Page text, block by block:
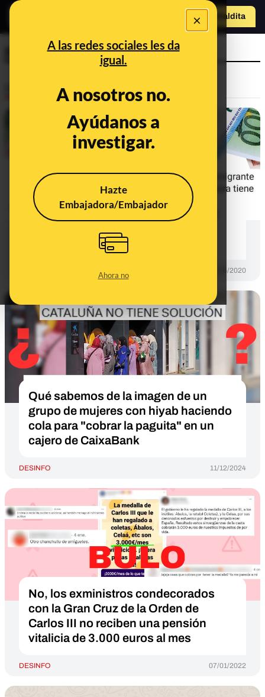
×
A las redes sociales les da
igual.
A nosotros no.
Ayúdanos a
investigar.
Hazte
Embajadora/Embajador
Ahora no
Hazte Maldita
paguita
Inmigración e Ingreso Mínimo Vital:
06/06/2020
Qué sabemos de la imagen de un
grupo de mujeres con hiyab haciendo
cola para "cobrar la paguita" en un
cajero de CaixaBank
DESINFO 11/12/2024
No, los exministros condecorados
con la Gran Cruz de la Orden de
Carlos III no reciben una pensión
vitalicia de 3.000 euros al mes
DESINFO 07/01/2022